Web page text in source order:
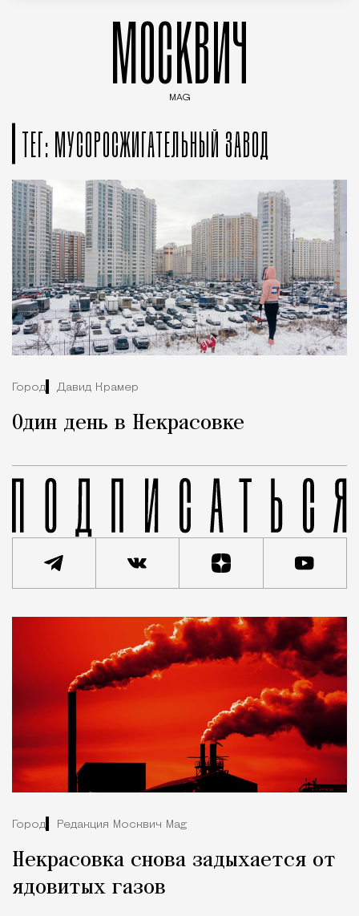
МОСКВИЧ
MAG
ТЕГ: МУСОРОСЖИГАТЕЛЬНЫЙ ЗАВОД
Город Давид Крамер
Один день в Некрасовке
Город Редакция Москвич Mag
Некрасовка снова задыхается от
ядовитых газов